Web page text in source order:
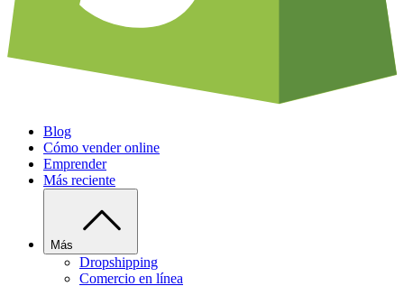
Blog
Cómo vender online
Emprender
Más reciente
Más
Dropshipping
Comercio en línea